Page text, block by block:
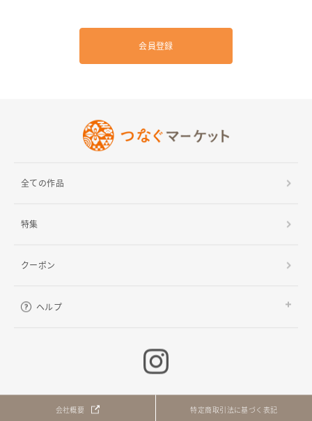
会員登録
全ての作品
特集
クーポン
ヘルプ
会社概要 特定商取引法に基づく表記